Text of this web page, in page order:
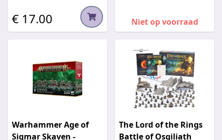
€ 17.00 Niet op voorraad
Warhammer Age of
Sigmar Skaven -
The Lord of the Rings
Battle of Osgiliath